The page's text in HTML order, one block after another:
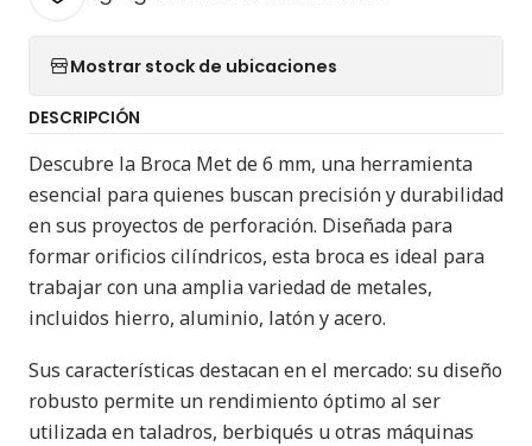
Mostrar stock de ubicaciones
DESCRIPCIÓN
Descubre la Broca Met de 6 mm, una herramienta
esencial para quienes buscan precisión y durabilidad
en sus proyectos de perforación. Diseñada para
formar orificios cilíndricos, esta broca es ideal para
trabajar con una amplia variedad de metales,
incluidos hierro, aluminio, latón y acero.
Sus características destacan en el mercado: su diseño
robusto permite un rendimiento óptimo al ser
utilizada en taladros, berbiqués u otras máquinas